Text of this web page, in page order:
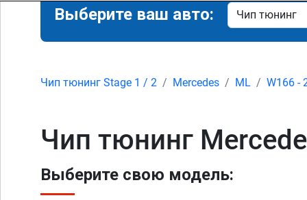
Выберите ваш авто:
Чип тюнинг Stage 1 / 2 Mercedes ML W166 -
Чип тюнинг
Выберите свою модель: